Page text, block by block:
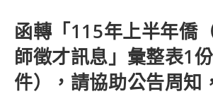
函轉「115年上半年僑
師徵才訊息」彙整表1
件），請協助公告周知